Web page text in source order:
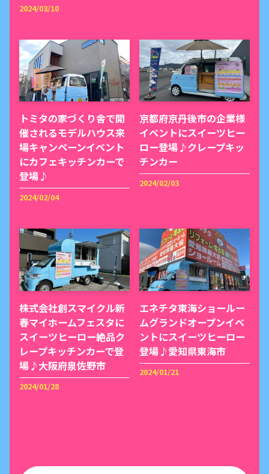
2024/03/10
トミタの家づくり舎で開
催されるモデルハウス来
場キャンペーンイベント
にカフェキッチンカーで
登場♪
2024/02/04
京都府京丹後市の企業様
イベントにスイーツヒー
ロー登場♪クレープキッ
チンカー
2024/02/03
株式会社創スマイクル新
春マイホームフェスタに
スイーツヒーロー絶品ク
レープキッチンカーで登
場♪大阪府泉佐野市
2024/01/28
エネチタ東海ショールー
ムグランドオープンイベ
ントにスイーツヒーロー
登場♪愛知県東海市
2024/01/21